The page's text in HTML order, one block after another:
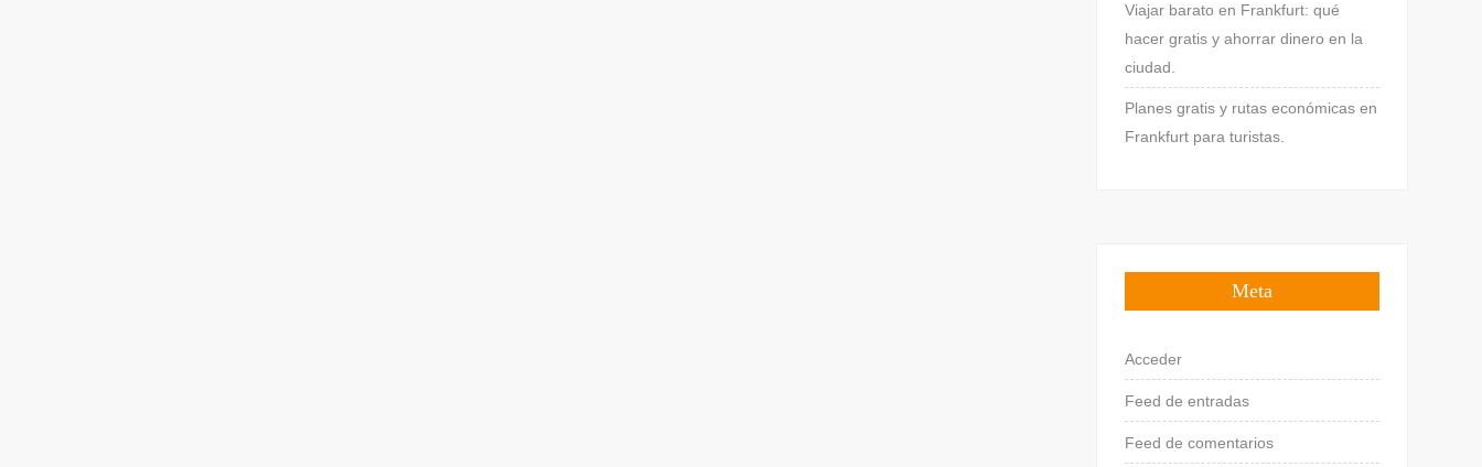
Viajar barato en Frankfurt: qué
hacer gratis y ahorrar dinero en la
ciudad.
Planes gratis y rutas económicas en
Frankfurt para turistas.
Meta
Acceder
Feed de entradas
Feed de comentarios